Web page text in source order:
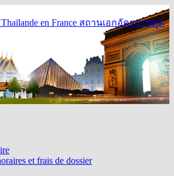
en France สถานเอกอัครราชทูต
et frais de dossier